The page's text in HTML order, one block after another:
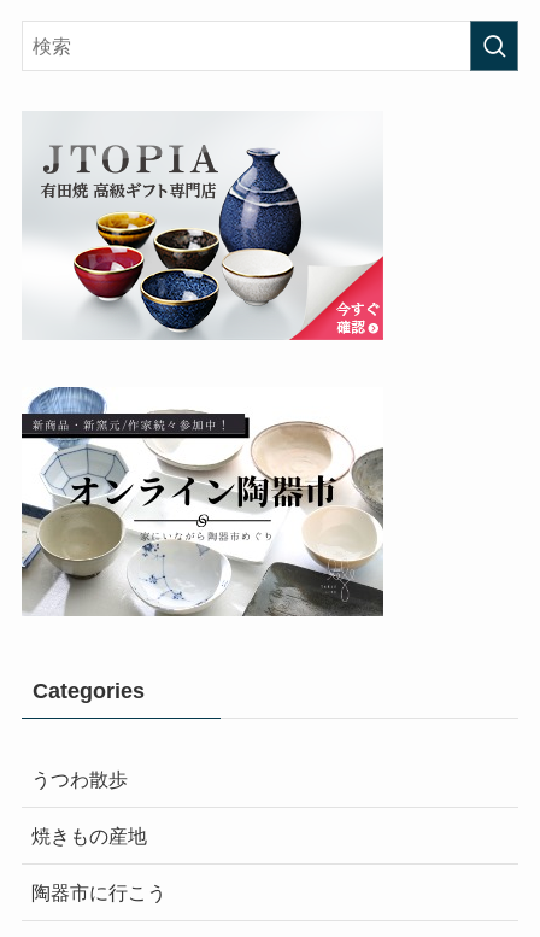
Categories
うつわ散歩
焼きもの産地
陶器市に行こう